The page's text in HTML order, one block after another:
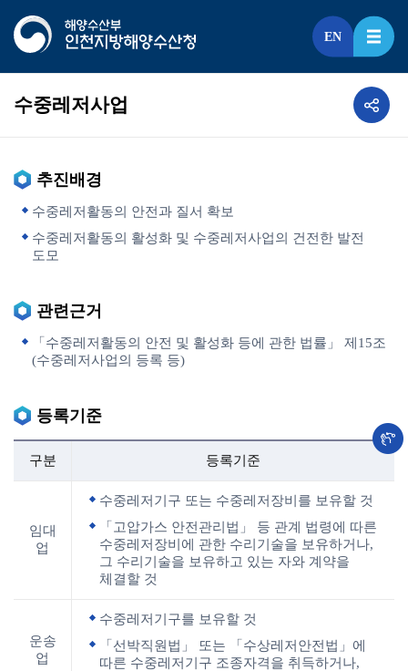
EN
수중레저사업
추진배경
수중레저활동의 안전과 질서 확보
수중레저활동의 활성화 및 수중레저사업의 건전한 발전
도모
관련근거
「수중레저활동의 안전 및 활성화 등에 관한 법률」 제15조
(수중레저사업의 등록 등)
등록기준
구분 등록기준
임대
업
수중레저기구 또는 수중레저장비를 보유할 것
「고압가스 안전관리법」 등 관계 법령에 따른
수중레저장비에 관한 수리기술을 보유하거나,
그 수리기술을 보유하고 있는 자와 계약을
체결할 것
운송
업
수중레저기구를 보유할 것
「선박직원법」 또는 「수상레저안전법」에
따른 수중레저기구 조종자격을 취득하거나,